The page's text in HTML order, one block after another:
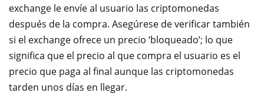
exchange le envíe al usuario las criptomonedas
después de la compra. Asegúrese de verificar también
si el exchange ofrece un precio ‘bloqueado’; lo que
significa que el precio al que compra el usuario es el
precio que paga al final aunque las criptomonedas
tarden unos días en llegar.